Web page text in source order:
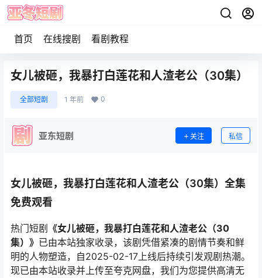
首页 在线搜剧 看剧教程
女儿被砸，我暴打白莲花和人渣老公（30集）
全部短剧 1 年前 0
亚东短剧 关注 私信
女儿被砸，我暴打白莲花和人渣老公（30集）全集
免费观看
热门短剧 《女儿被砸，我暴打白莲花和人渣老公（30
集）》 已由本站独家收录，该剧凭借紧凑的剧情节奏和鲜
明的人物塑造，自2025-02-17上线后持续引发观剧热潮。
现已由本站收录并上传至夸克网盘，我们为您提供高清无